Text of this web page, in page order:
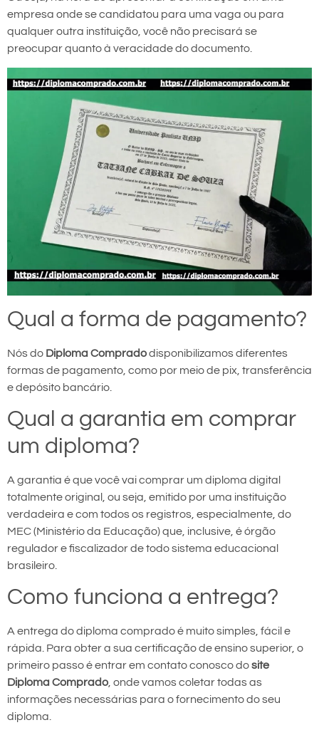
empresa onde se candidatou para uma vaga ou para
qualquer outra instituição, você não precisará se
preocupar quanto à veracidade do documento.
Qual a forma de pagamento?
Nós do Diploma Compradodisponibilizamos diferentes
formas de pagamento, como por meio de pix, transferência
e depósito bancário.
Qual a garantia em comprar
um diploma?
A garantia é que você vai comprar um diploma digital
totalmente original, ou seja, emitido por uma instituição
verdadeira e com todos os registros, especialmente, do
MEC (Ministério da Educação) que, inclusive, é órgão
regulador e fiscalizador de todo sistema educacional
brasileiro.
Como funciona a entrega?
A entrega do diploma comprado é muito simples, fácil e
rápida. Para obter a sua certificação de ensino superior, o
primeiro passo é entrar em contato conosco dosite
Diploma Comprado, onde vamos coletar todas as
informações necessárias para o fornecimento do seu
diploma.